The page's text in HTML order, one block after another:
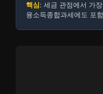
핵심: 세금 관점에서 가
융소득종합과세에도 포